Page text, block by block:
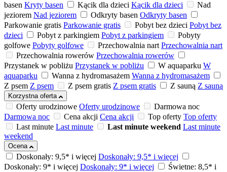
basen Kryty basen Kącik dla dzieci Kącik dla dzieci
Nad
jeziorem Nad jeziorem Odkryty basen Odkryty basen
Parkowanie gratis Parkowanie gratis Pobyt bez dzieci Pobyt bez
dzieci
Pobyt z parkingiem Pobyt z parkingiem
Pobyty
golfowe Pobyty golfowe Przechowalnia nart Przechowalnia nart
Przechowalnia rowerów Przechowalnia rowerów
Przystanek w pobliżu Przystanek w pobliżu W aquaparku W
aquaparku
Wanna z hydromasażem Wanna z hydromasażem
Z psem Z psem Z psem gratis Z psem gratis Z sauną Z sauną
Korzystna oferta
Oferty urodzinowe Oferty urodzinowe
Darmowa noc
Darmowa noc
Cena akcji Cena akcji Top oferty Top oferty
Last minute Last minute Last minute weekend Last minute
weekend
Ocena
Doskonały: 9,5* i więcej Doskonały: 9,5* i więcej
Doskonały: 9* i więcej Doskonały: 9* i więcej
Świetne: 8,5* i